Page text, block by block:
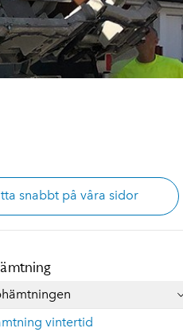
snabbt på våra sidor
vintertid